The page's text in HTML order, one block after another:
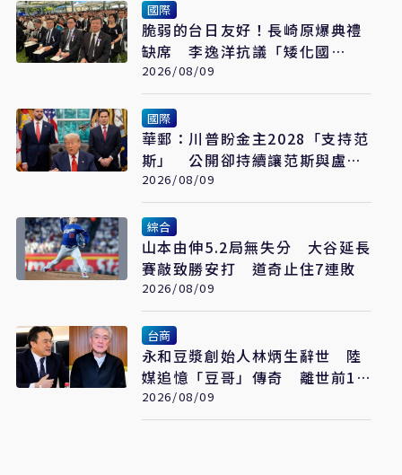
國際
脆弱的台日友好！長崎原爆典禮
缺席 李逸洋抗議「矮化國
格」：日媒揭長崎特殊安排
2026/08/09
國際
華郵：川普盼金主2028「支持范
斯」 公開卻持續讓范斯與盧比
奧較勁接班
2026/08/09
綜合
山本由伸5.2局無失分 大谷延長
賽敲致勝安打 道奇止住7連敗
2026/08/09
台商
永和豆漿創始人林炳生辭世 陸
媒追憶「豆哥」傳奇 離世前13
天弟弟接掌香港永和
2026/08/09